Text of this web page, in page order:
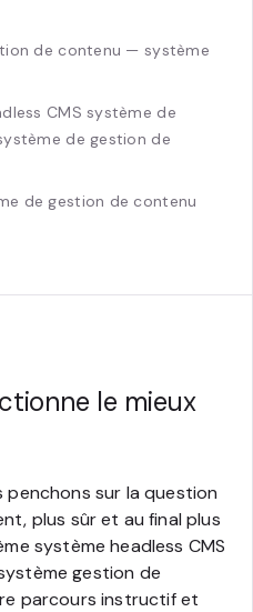
de contenu — système
CMS système de
de gestion de
de gestion de contenu
le mieux
sur la question
plus sûr et au final plus
système headless CMS
gestion de
parcours instructif et